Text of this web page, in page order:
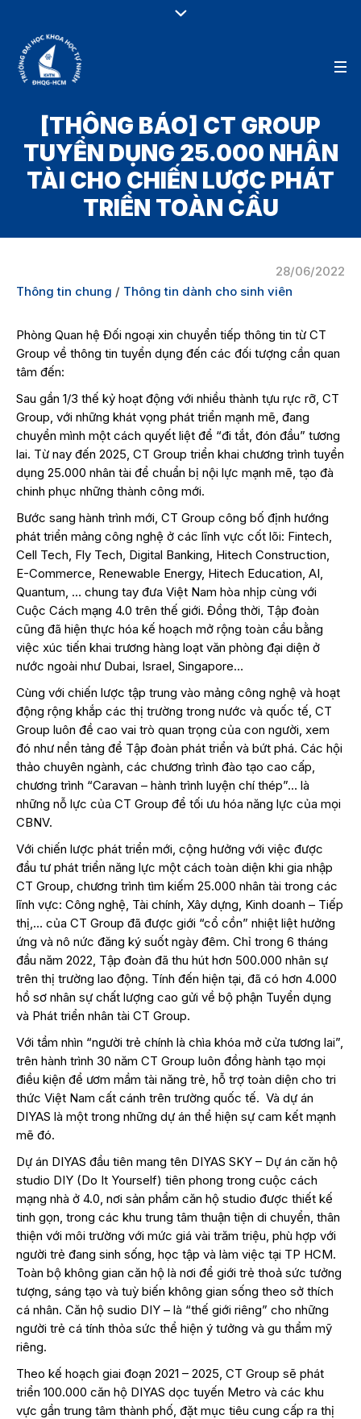
[THÔNG BÁO] CT GROUP
TUYỂN DỤNG 25.000 NHÂN
TÀI CHO CHIẾN LƯỢC PHÁT
TRIỂN TOÀN CẦU
28/06/2022
Thông tin chung / Thông tin dành cho sinh viên
Phòng Quan hệ Đối ngoại xin chuyển tiếp thông tin từ CT
Group về thông tin tuyển dụng đến các đối tượng cần quan
tâm đến:
Sau gần 1/3 thế kỷ hoạt động với nhiều thành tựu rực rỡ, CT
Group, với những khát vọng phát triển mạnh mẽ, đang
chuyển mình một cách quyết liệt để “đi tắt, đón đầu” tương
lai. Từ nay đến 2025, CT Group triển khai chương trình tuyển
dụng 25.000 nhân tài để chuẩn bị nội lực mạnh mẽ, tạo đà
chinh phục những thành công mới.
Bước sang hành trình mới, CT Group công bố định hướng
phát triển mảng công nghệ ở các lĩnh vực cốt lõi: Fintech,
Cell Tech, Fly Tech, Digital Banking, Hitech Construction,
E-Commerce, Renewable Energy, Hitech Education, AI,
Quantum, … chung tay đưa Việt Nam hòa nhịp cùng với
Cuộc Cách mạng 4.0 trên thế giới. Đồng thời, Tập đoàn
cũng đã hiện thực hóa kế hoạch mở rộng toàn cầu bằng
việc xúc tiến khai trương hàng loạt văn phòng đại diện ở
nước ngoài như Dubai, Israel, Singapore…
Cùng với chiến lược tập trung vào mảng công nghệ và hoạt
động rộng khắp các thị trường trong nước và quốc tế, CT
Group luôn đề cao vai trò quan trọng của con người, xem
đó như nền tảng để Tập đoàn phát triển và bứt phá. Các hội
thảo chuyên ngành, các chương trình đào tạo cao cấp,
chương trình “Caravan – hành trình luyện chí thép”… là
những nỗ lực của CT Group để tối ưu hóa năng lực của mọi
CBNV.
Với chiến lược phát triển mới, cộng hưởng với việc được
đầu tư phát triển năng lực một cách toàn diện khi gia nhập
CT Group, chương trình tìm kiếm 25.000 nhân tài trong các
lĩnh vực: Công nghệ, Tài chính, Xây dựng, Kinh doanh – Tiếp
thị,… của CT Group đã được giới “cổ cồn” nhiệt liệt hưởng
ứng và nô nức đăng ký suốt ngày đêm. Chỉ trong 6 tháng
đầu năm 2022, Tập đoàn đã thu hút hơn 500.000 nhân sự
trên thị trường lao động. Tính đến hiện tại, đã có hơn 4.000
hồ sơ nhân sự chất lượng cao gửi về bộ phận Tuyển dụng
và Phát triển nhân tài CT Group.
Với tầm nhìn “người trẻ chính là chìa khóa mở cửa tương lai”,
trên hành trình 30 năm CT Group luôn đồng hành tạo mọi
điều kiện để ươm mầm tài năng trẻ, hỗ trợ toàn diện cho tri
thức Việt Nam cất cánh trên trường quốc tế. Và dự án
DIYAS là một trong những dự án thể hiện sự cam kết mạnh
mẽ đó.
Dự án DIYAS đầu tiên mang tên DIYAS SKY – Dự án căn hộ
studio DIY (Do It Yourself) tiên phong trong cuộc cách
mạng nhà ở 4.0, nơi sản phẩm căn hộ studio được thiết kế
tinh gọn, trong các khu trung tâm thuận tiện di chuyển, thân
thiện với môi trường với mức giá vài trăm triệu, phù hợp với
người trẻ đang sinh sống, học tập và làm việc tại TP HCM.
Toàn bộ không gian căn hộ là nơi để giới trẻ thoả sức tưởng
tượng, sáng tạo và tuỳ biến không gian sống theo sở thích
cá nhân. Căn hộ sudio DIY – là “thế giới riêng” cho những
người trẻ cá tính thỏa sức thể hiện ý tưởng và gu thẩm mỹ
riêng.
Theo kế hoạch giai đoạn 2021 – 2025, CT Group sẽ phát
triển 100.000 căn hộ DIYAS dọc tuyến Metro và các khu
vực gần trung tâm thành phố, đặt mục tiêu cung cấp ra thị